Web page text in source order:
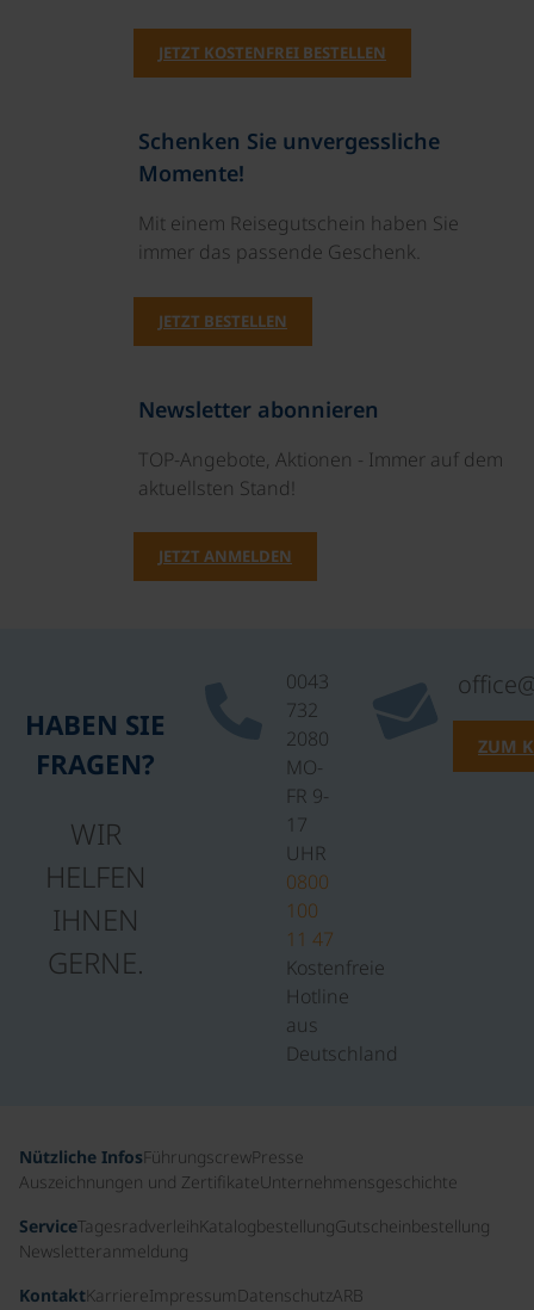
JETZT KOSTENFREI BESTELLEN
Schenken Sie unvergessliche
Momente!
Mit einem Reisegutschein haben Sie
immer das passende Geschenk.
JETZT BESTELLEN
Newsletter abonnieren
TOP-Angebote, Aktionen - Immer auf dem
aktuellsten Stand!
JETZT ANMELDEN
HABEN SIE
FRAGEN?
WIR
HELFEN
IHNEN
GERNE.
0043
732
2080
MO-
FR 9-
17
UHR
0800
100
11 47
Kostenfreie
Hotline
aus
Deutschland
ZUM
Nützliche InfosFührungscrewPresse
Auszeichnungen und ZertifikateUnternehmensgeschichte
ServiceTagesradverleihKatalogbestellungGutscheinbestellung
Newsletteranmeldung
KontaktKarriereImpressum DatenschutzARB